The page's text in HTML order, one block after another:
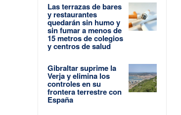
Las terrazas de bares
y restaurantes
quedarán sin humo y
sin fumar a menos de
15 metros de colegios
y centros de salud
Gibraltar suprime la
Verja y elimina los
controles en su
frontera terrestre con
España